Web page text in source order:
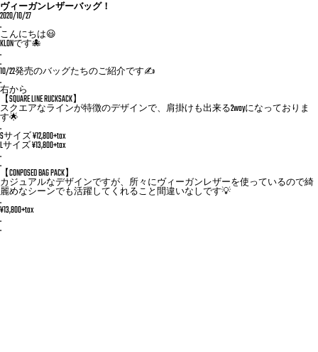
ヴィーガンレザーバッグ！
2020/10/27
.
こんにちは😃
KLONです🐙
.
.
10/22発売のバッグたちのご紹介です✍️
.
右から
【SQUARE LINE RUCKSACK】
スクエアなラインが特徴のデザインで、肩掛けも出来る2wayになっておりま
す🌟
.
Sサイズ ¥12,800+tax
Lサイズ ¥13,800+tax
.
.
【CONPOSED BAG PACK】
カジュアルなデザインですが、所々にヴィーガンレザーを使っているので綺
麗めなシーンでも活躍してくれること間違いなしです💡
.
¥13,800+tax
.
.